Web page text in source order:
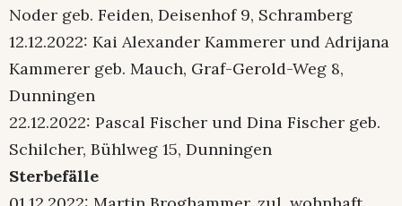
Noder geb. Feiden, Deisenhof 9, Schramberg
12.12.2022: Kai Alexander Kammerer und Adrijana
Kammerer geb. Mauch, Graf-Gerold-Weg 8,
Dunningen
22.12.2022: Pascal Fischer und Dina Fischer geb.
Schilcher, Bühlweg 15, Dunningen
Sterbefälle